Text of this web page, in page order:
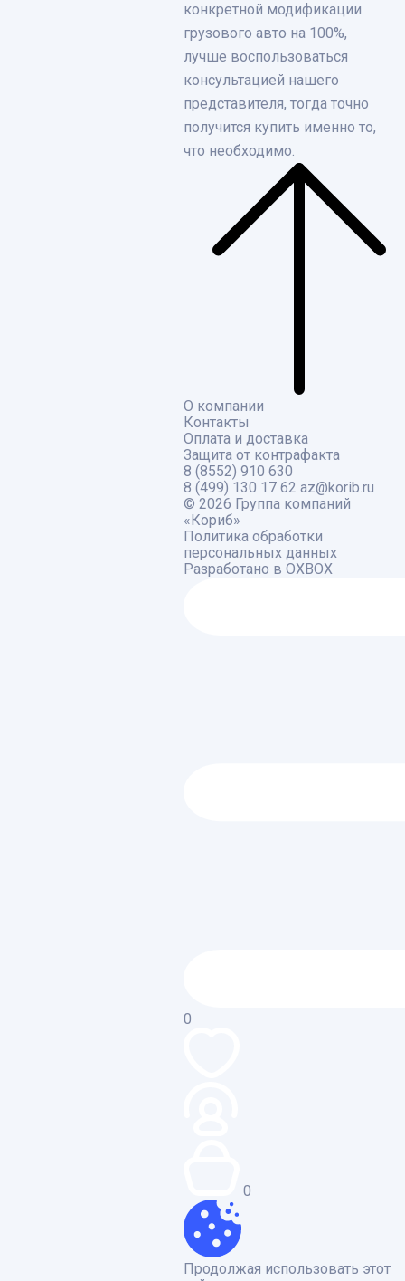
конкретной модификации
грузового авто на 100%,
лучше воспользоваться
консультацией нашего
представителя, тогда точно
получится купить именно то,
что необходимо.
О компании
Контакты
Оплата и доставка
Защита от контрафакта
8 (8552) 910 630
8 (499) 130 17 62 az@korib.ru
© 2026 Группа компаний
«Кориб»
Политика обработки
персональных данных
Разработано в OXBOX
0
0
Продолжая использовать этот